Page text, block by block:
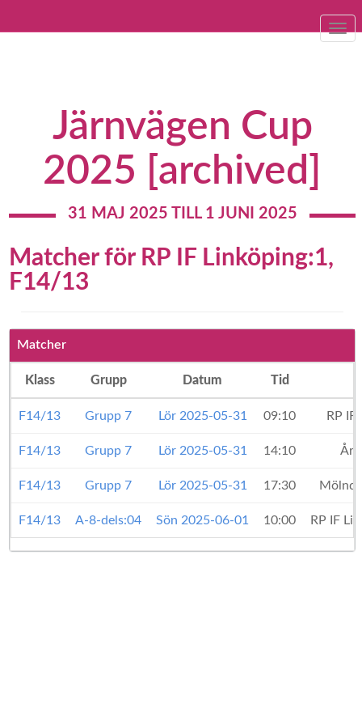
Järnvägen Cup
2025 [archived]
31 MAJ 2025 TILL 1 JUNI 2025
Matcher för RP IF Linköping:1,
F14/13
Matcher
Klass Grupp Datum Tid
F14/13 Grupp 7 Lör 2025-05-31 09:10 RP
F14/13 Grupp 7 Lör 2025-05-31 14:10
F14/13 Grupp 7 Lör 2025-05-31 17:30
F14/13 A-8-dels:04 Sön 2025-06-01 10:00 RP IF